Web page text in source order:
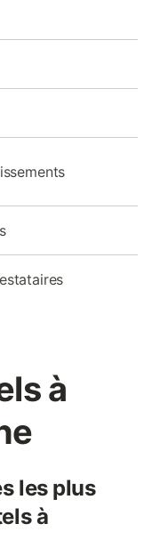
à
les plus
à